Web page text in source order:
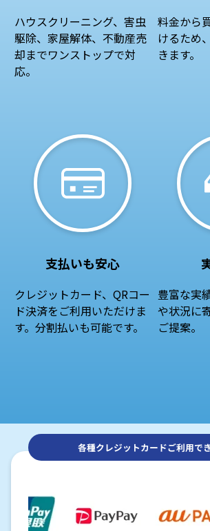
ハウスクリーニング、害虫
駆除、家屋解体、不動産売
却までワンストップで対
応。
料金から
けるため
きます。
支払いも安心
クレジットカード、QRコー
ド決済をご利用いただけま
す。分割払いも可能です。
豊富な実
や状況に
ご提案。
各種クレジットカードご利用で